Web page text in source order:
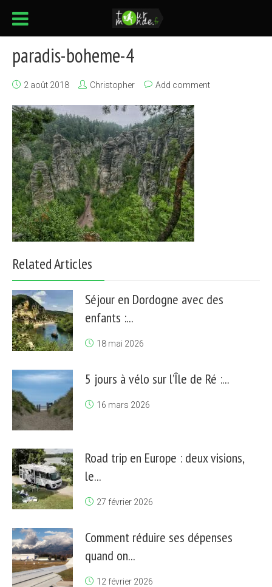
paradis-boheme-4
2 août 2018 Christopher Add comment
Related Articles
Séjour en Dordogne avec des
enfants :...
18 mai 2026
5 jours à vélo sur l’Île de Ré :...
16 mars 2026
Road trip en Europe : deux visions,
le...
27 février 2026
Comment réduire ses dépenses
quand on...
12 février 2026